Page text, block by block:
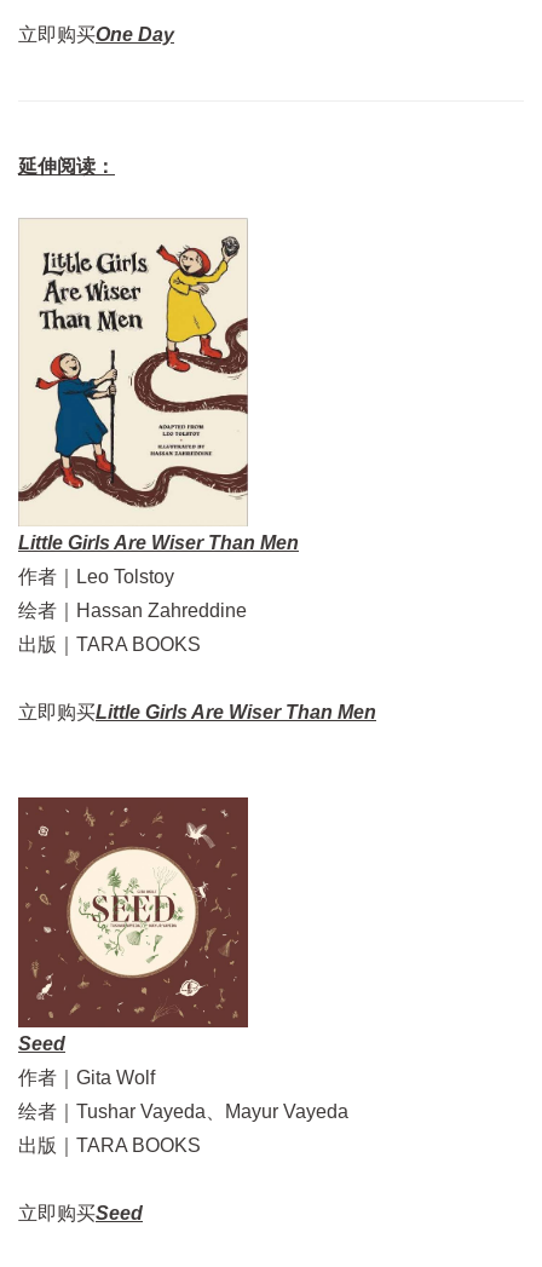
立即购买One Day
延伸阅读：
Little Girls Are Wiser Than Men
作者｜Leo Tolstoy
绘者｜Hassan Zahreddine
出版｜TARA BOOKS
立即购买Little Girls Are Wiser Than Men
Seed
作者｜Gita Wolf
绘者｜Tushar Vayeda、Mayur Vayeda
出版｜TARA BOOKS
立即购买Seed